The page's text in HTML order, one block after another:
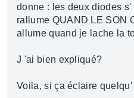
donne : les deux diodes
rallume QUAND LE SON
allume quand je lache la
J 'ai bien expliqué?
Voila, si ça éclaire